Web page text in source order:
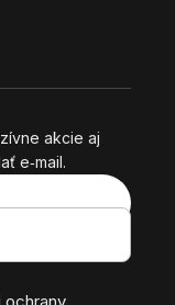
akcie aj
e‑mail.